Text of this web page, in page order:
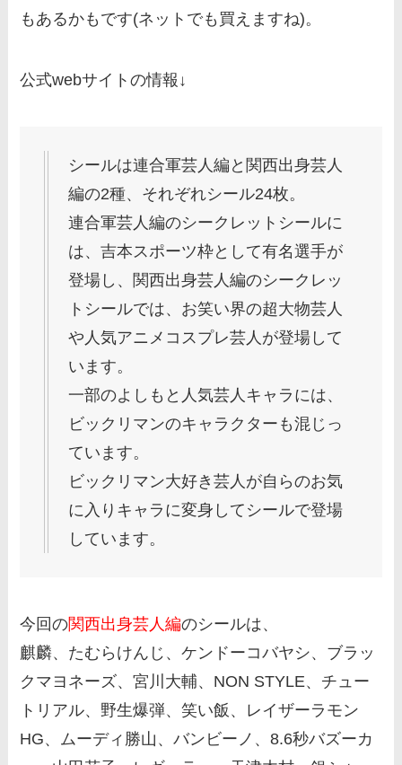
もあるかもです(ネットでも買えますね)。
公式webサイトの情報↓
シールは連合軍芸人編と関西出身芸人
編の2種、それぞれシール24枚。
連合軍芸人編のシークレットシールに
は、吉本スポーツ枠として有名選手が
登場し、関西出身芸人編のシークレッ
トシールでは、お笑い界の超大物芸人
や人気アニメコスプレ芸人が登場して
います。
一部のよしもと人気芸人キャラには、
ビックリマンのキャラクターも混じっ
ています。
ビックリマン大好き芸人が自らのお気
に入りキャラに変身してシールで登場
しています。
今回の関西出身芸人編のシールは、
麒麟、たむらけんじ、ケンドーコバヤシ、ブラッ
クマヨネーズ、宮川大輔、NON STYLE、チュー
トリアル、野生爆弾、笑い飯、レイザーラモン
HG、ムーディ勝山、バンビーノ、8.6秒バズーカ